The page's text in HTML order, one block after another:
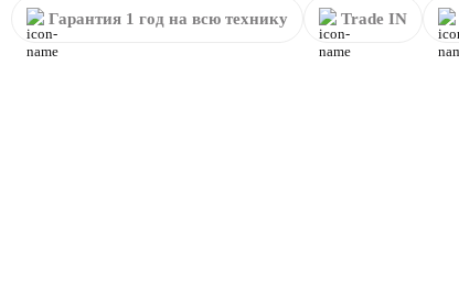
Гарантия 1 год на всю технику Trade IN